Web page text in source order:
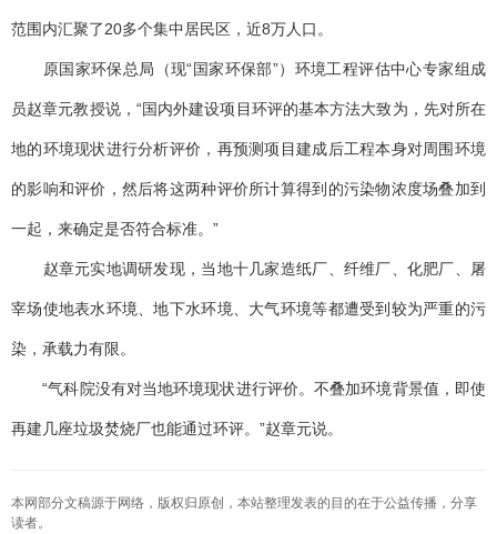
范围内汇聚了20多个集中居民区，近8万人口。
原国家环保总局（现“国家环保部”）环境工程评估中心专家组成
员赵章元教授说，“国内外建设项目环评的基本方法大致为，先对所在
地的环境现状进行分析评价，再预测项目建成后工程本身对周围环境
的影响和评价，然后将这两种评价所计算得到的污染物浓度场叠加到
一起，来确定是否符合标准。”
赵章元实地调研发现，当地十几家造纸厂、纤维厂、化肥厂、屠
宰场使地表水环境、地下水环境、大气环境等都遭受到较为严重的污
染，承载力有限。
“气科院没有对当地环境现状进行评价。不叠加环境背景值，即使
再建几座垃圾焚烧厂也能通过环评。”赵章元说。
本网部分文稿源于网络，版权归原创，本站整理发表的目的在于公益传播，分享
读者。